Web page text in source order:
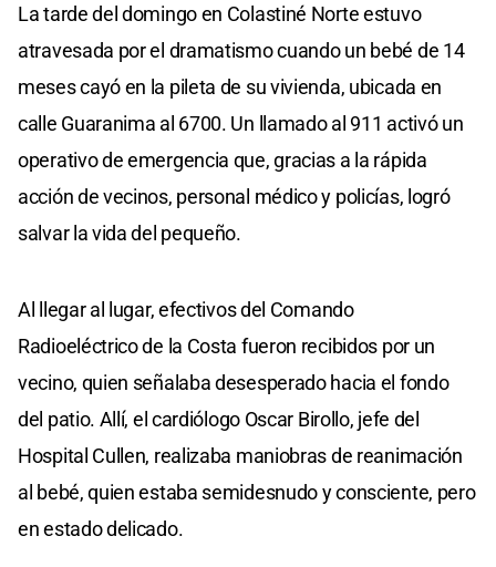
La tarde del domingo en Colastiné Norte estuvo
atravesada por el dramatismo cuando un bebé de 14
meses cayó en la pileta de su vivienda, ubicada en
calle Guaranima al 6700. Un llamado al 911 activó un
operativo de emergencia que, gracias a la rápida
acción de vecinos, personal médico y policías, logró
salvar la vida del pequeño.
Al llegar al lugar, efectivos del Comando
Radioeléctrico de la Costa fueron recibidos por un
vecino, quien señalaba desesperado hacia el fondo
del patio. Allí, el cardiólogo Oscar Birollo, jefe del
Hospital Cullen, realizaba maniobras de reanimación
al bebé, quien estaba semidesnudo y consciente, pero
en estado delicado.